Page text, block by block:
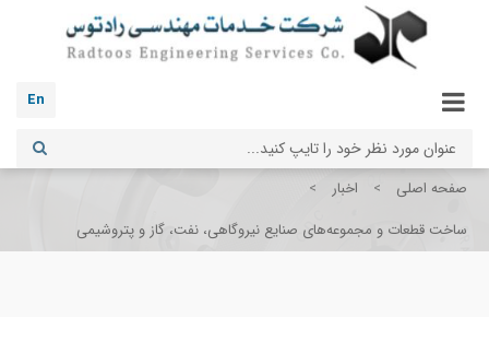
En
صفحه اصلی > اخبار
>
ساخت قطعات و مجموعه‌های صنایع نیروگاهی، نفت، گاز و پتروشیمی